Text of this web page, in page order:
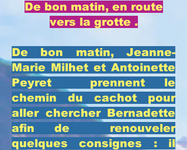
De bon matin, en route
vers la grotte .
​De bon matin, Jeanne-
Marie Milhet et Antoinette
Peyret prennent le
chemin du cachot pour
aller chercher Bernadette
afin de renouveler
quelques consignes : il